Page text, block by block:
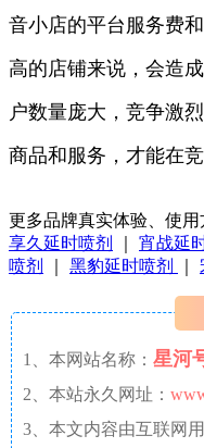
音小店的平台服务费
高的店铺来说，会造
户数量庞大，竞争激
商品和服务，才能在
更多品牌真实体验、使用
享久延时喷剂
宵战延
喷剂
黑豹延时喷剂
1、本网站名称： 星河
2、本站永久网址：
3、本文内容由互联网